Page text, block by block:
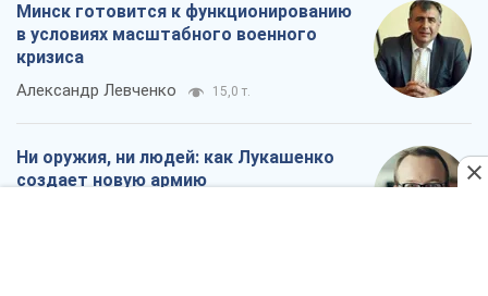
Минск готовится к функционированию
в условиях масштабного военного
кризиса
Александр Левченко 15,0 т.
Ни оружия, ни людей: как Лукашенко
создает новую армию